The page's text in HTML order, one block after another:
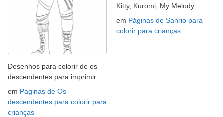
Desenhos para colorir de os
descendentes para imprimir
em Páginas de Os
descendentes para colorir para
crianças
Kitty, Kuromi, My Melody ...
em Páginas de Sanrio para
colorir para crianças